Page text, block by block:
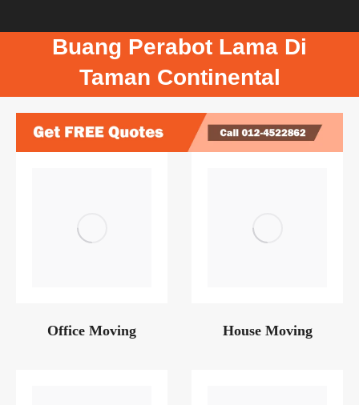
Buang Perabot Lama Di
Taman Continental
Office Moving House Moving